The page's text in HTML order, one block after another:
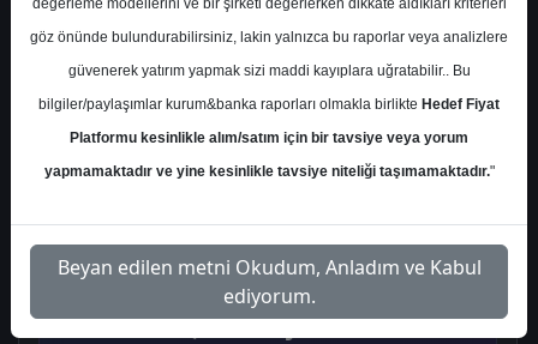
Ana Sayfa
Yatırım Finansman
Yatırım Finansman İpek
Doğal Enerji Kaynakları
için 63,70 TL hedef fiyat
belirledi, tavsiyesi ise
değerleme modellerini ve bir şirketi değerlerken dikkate aldıkları kriterleri
göz önünde bulundurabilirsiniz, lakin yalnızca bu raporlar veya analizlere
güvenerek yatırım yapmak sizi maddi kayıplara uğratabilir.. Bu
bilgiler/paylaşımlar kurum&banka raporları olmakla birlikte Hedef Fiyat
Platformu kesinlikle alım/satım için bir tavsiye veya yorum
yapmamaktadır ve yine kesinlikle tavsiye niteliği taşımamaktadır."
Beyan edilen metni Okudum, Anladım ve Kabul
ediyorum.